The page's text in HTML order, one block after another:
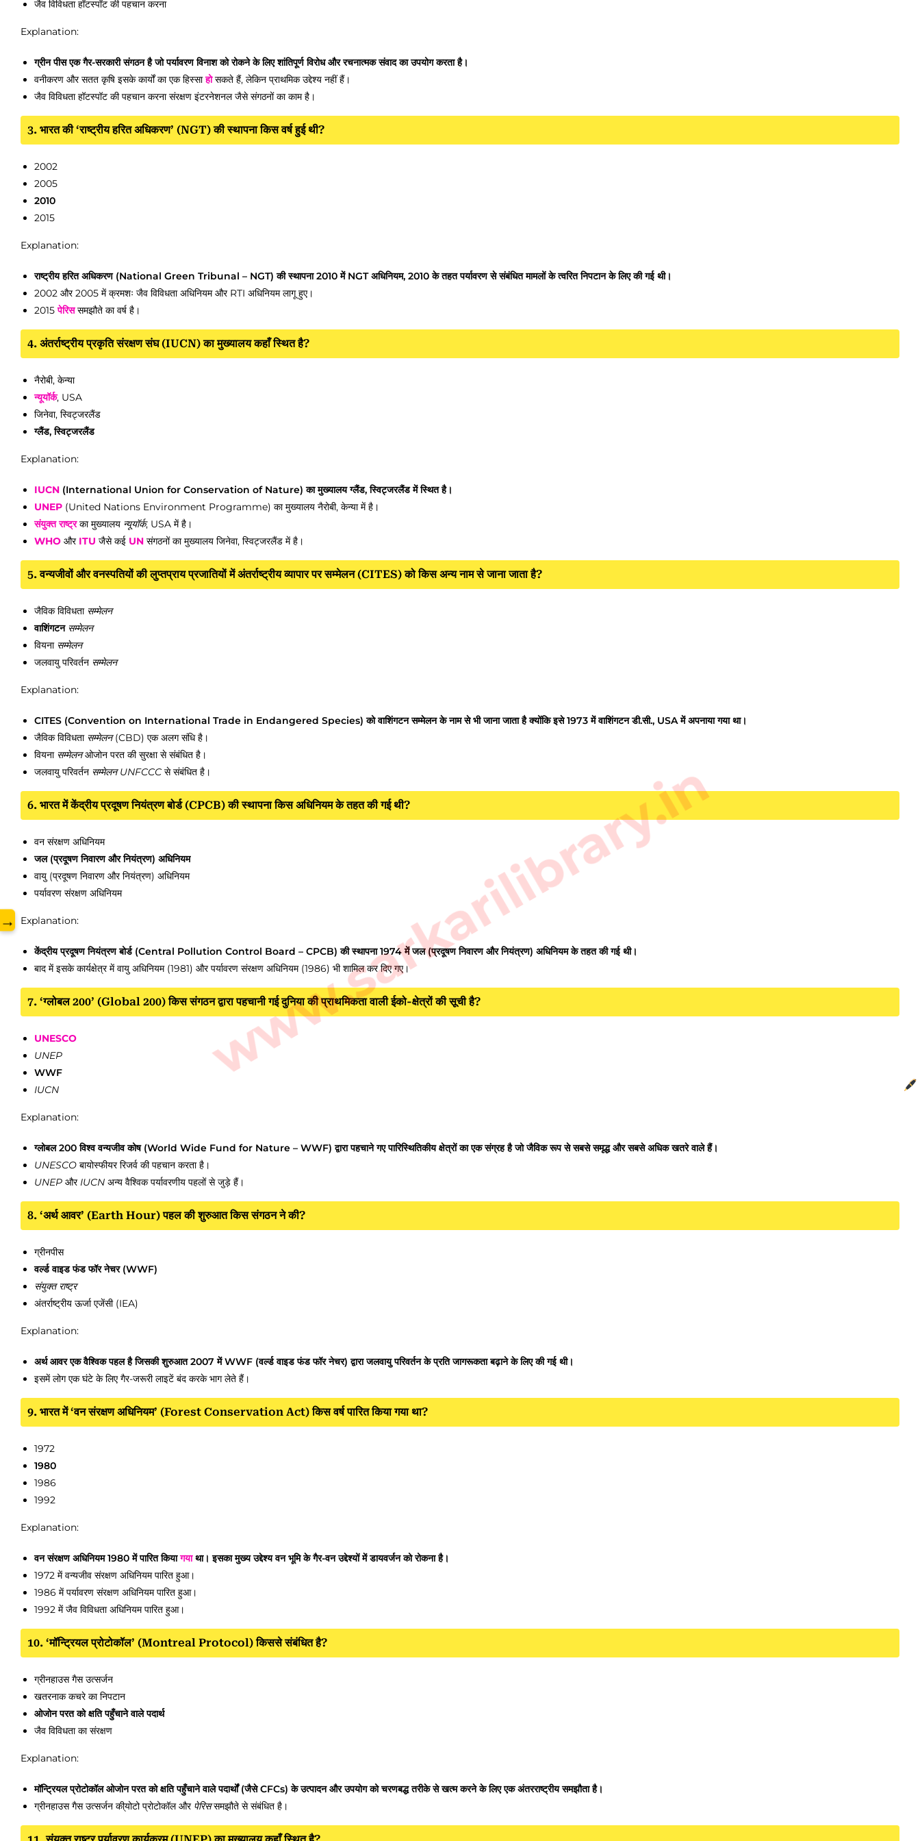
जैव विविधता हॉटस्पॉट की पहचान करना
Explanation:
ग्रीन पीस एक गैर-सरकारी संगठन है जो पर्यावरण विनाश को रोकने के लिए शांतिपूर्ण विरोध और रचनात्मक संवाद का उपयोग करता है।
वनीकरण और सतत कृषि इसके कार्यों का एक हिस्साहोसकते हैं, लेकिन प्राथमिक उद्देश्य नहीं हैं।
जैव विविधता हॉटस्पॉट की पहचान करना संरक्षण इंटरनेशनल जैसे संगठनों का काम है।
3. भारत की ‘राष्ट्रीय हरित अधिकरण’ (NGT) की स्थापना किस वर्ष हुई थी?
2002
2005
2010
2015
Explanation:
राष्ट्रीय हरित अधिकरण (National Green Tribunal – NGT) की स्थापना 2010 में NGT अधिनियम, 2010 के तहत पर्यावरण से संबंधित मामलों के त्वरित निपटान के लिए की गई थी।
2002 और 2005 में क्रमशः जैव विविधता अधिनियम और RTI अधिनियम लागू हुए।
2015पेरिससमझौते का वर्ष है।
4. अंतर्राष्ट्रीय प्रकृति संरक्षण संघ (IUCN) का मुख्यालय कहाँ स्थित है?
नैरोबी, केन्या
न्यूयॉर्क, USA
जिनेवा, स्विट्जरलैंड
ग्लैंड, स्विट्जरलैंड
Explanation:
IUCN (International Union for Conservation of Nature) का मुख्यालय ग्लैंड, स्विट्जरलैंड में स्थित है।
UNEP (United Nations Environment Programme) का मुख्यालय नैरोबी, केन्या में है।
संयुक्त राष्ट्रका मुख्यालय न्यूयॉर्क, USA में है।
WHO और ITU जैसे कई UN संगठनों का मुख्यालय जिनेवा, स्विट्जरलैंड में है।
5. वन्यजीवों और वनस्पतियों की लुप्तप्राय प्रजातियों में अंतर्राष्ट्रीय व्यापार पर सम्मेलन (CITES) को किस अन्य नाम से जाना जाता है?
जैविक विविधता सम्मेलन
वाशिंगटन सम्मेलन
वियना सम्मेलन
जलवायु परिवर्तन सम्मेलन
Explanation:
CITES (Convention on International Trade in Endangered Species) को वाशिंगटन सम्मेलन के नाम से भी जाना जाता है क्योंकि इसे 1973 में वाशिंगटन डी.सी., USA में अपनाया गया था।
जैविक विविधता सम्मेलन(CBD) एक अलग संधि है।
वियना सम्मेलनओजोन परत की सुरक्षा से संबंधित है।
जलवायु परिवर्तन सम्मेलन UNFCCCसे संबंधित है।
6. भारत में केंद्रीय प्रदूषण नियंत्रण बोर्ड (CPCB) की स्थापना किस अधिनियम के तहत की गई थी?
वन संरक्षण अधिनियम
जल (प्रदूषण निवारण और नियंत्रण) अधिनियम
वायु (प्रदूषण निवारण और नियंत्रण) अधिनियम
पर्यावरण संरक्षण अधिनियम
Explanation:
केंद्रीय प्रदूषण नियंत्रण बोर्ड (Central Pollution Control Board – CPCB) की स्थापना 1974 में जल (प्रदूषण निवारण और नियंत्रण) अधिनियम के तहत की गई थी।
बाद में इसके कार्यक्षेत्र में वायु अधिनियम (1981) और पर्यावरण संरक्षण अधिनियम (1986) भी शामिल कर दिए गए।
7. ‘ग्लोबल 200’ (Global 200) किस संगठन द्वारा पहचानी गई दुनिया की प्राथमिकता वाली ईको-क्षेत्रों की सूची है?
UNESCO
UNEP
WWF
IUCN
Explanation:
ग्लोबल 200 विश्व वन्यजीव कोष (World Wide Fund for Nature – WWF) द्वारा पहचाने गए पारिस्थितिकीय क्षेत्रों का एक संग्रह है जो जैविक रूप से सबसे समृद्ध और सबसे अधिक खतरे वाले हैं।
UNESCO बायोस्फीयर रिजर्व की पहचान करता है।
UNEP और IUCN अन्य वैश्विक पर्यावरणीय पहलों से जुड़े हैं।
8. ‘अर्थ आवर’ (Earth Hour) पहल की शुरुआत किस संगठन ने की?
ग्रीनपीस
वर्ल्ड वाइड फंड फॉर नेचर (WWF)
संयुक्त राष्ट्र
अंतर्राष्ट्रीय ऊर्जा एजेंसी (IEA)
Explanation:
अर्थ आवर एक वैश्विक पहल है जिसकी शुरुआत 2007 में WWF (वर्ल्ड वाइड फंड फॉर नेचर) द्वारा जलवायु परिवर्तन के प्रति जागरूकता बढ़ाने के लिए की गई थी।
इसमें लोग एक घंटे के लिए गैर-जरूरी लाइटें बंद करके भाग लेते हैं।
9. भारत में ‘वन संरक्षण अधिनियम’ (Forest Conservation Act) किस वर्ष पारित किया गया था?
1972
1980
1986
1992
Explanation:
वन संरक्षण अधिनियम 1980 में पारित कियागयाथा। इसका मुख्य उद्देश्य वन भूमि के गैर-वन उद्देश्यों में डायवर्जन को रोकना है।
1972 में वन्यजीव संरक्षण अधिनियम पारित हुआ।
1986 में पर्यावरण संरक्षण अधिनियम पारित हुआ।
1992 में जैव विविधता अधिनियम पारित हुआ।
10. ‘मॉन्ट्रियल प्रोटोकॉल’ (Montreal Protocol) किससे संबंधित है?
ग्रीनहाउस गैस उत्सर्जन
खतरनाक कचरे का निपटान
ओजोन परत को क्षति पहुँचाने वाले पदार्थ
जैव विविधता का संरक्षण
Explanation:
मॉन्ट्रियल प्रोटोकॉल ओजोन परत को क्षति पहुँचाने वाले पदार्थों (जैसे CFCs) के उत्पादन और उपयोग को चरणबद्ध तरीके से खत्म करने के लिए एक अंतरराष्ट्रीय समझौता है।
ग्रीनहाउस गैस उत्सर्जन की्योटो प्रोटोकॉल और पेरिससमझौते से संबंधित है।
www.sarkarilibrary.in
→